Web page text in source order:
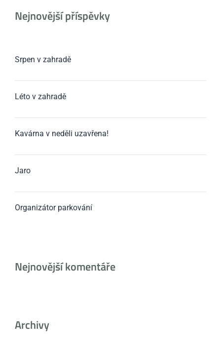
Nejnovější příspěvky
Srpen v zahradě
Léto v zahradě
Kavárna v neděli uzavřena!
Jaro
Organizátor parkování
Nejnovější komentáře
Archivy